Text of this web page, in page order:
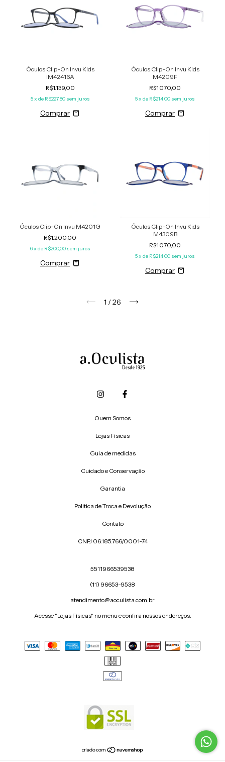
Óculos Clip-On Invu Kids
IM42416A
R$1.139,00
5x de R$227,80 sem juros
Óculos Clip-On Invu Kids
M4209F
R$1.070,00
5x de R$214,00 sem juros
Óculos Clip-On Invu M4201G
R$1.200,00
6x de R$200,00 sem juros
Óculos Clip-On Invu Kids
M4309B
R$1.070,00
5x de R$214,00 sem juros
1 /26
Quem Somos
Lojas Físicas
Guia de medidas
Cuidado e Conservação
Garantia
Politica de Troca e Devolução
Contato
CNPJ 06.185.766/0001-74
5511966539538
(11) 96653-9538
atendimento@aoculista.com.br
Acesse "Lojas Físicas" no menu e confira nossos endereços.